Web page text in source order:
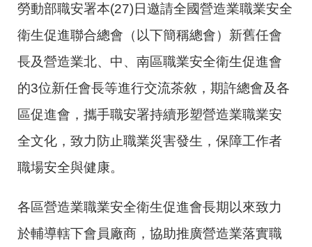
勞動部職安署本(27)日邀請全國營造業職業安全
衛生促進聯合總會（以下簡稱總會）新舊任會
長及營造業北、中、南區職業安全衛生促進會
的3位新任會長等進行交流茶敘，期許總會及各
區促進會，攜手職安署持續形塑營造業職業安
全文化，致力防止職業災害發生，保障工作者
職場安全與健康。
各區營造業職業安全衛生促進會長期以來致力
於輔導轄下會員廠商，協助推廣營造業落實職